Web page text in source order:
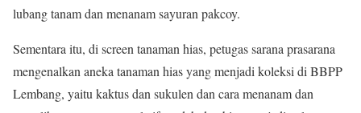
lubang tanam dan menanam sayuran pakcoy.
Sementara itu, di screen tanaman hias, petugas sarana prasarana
mengenalkan aneka tanaman hias yang menjadi koleksi di BBPP
Lembang, yaitu kaktus dan sukulen dan cara menanam dan